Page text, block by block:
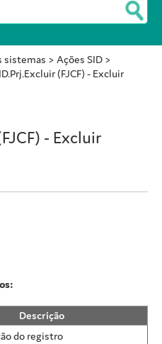
sistemas > Ações SID >
(FJCF) - Excluir
- Excluir
Descrição
do registro